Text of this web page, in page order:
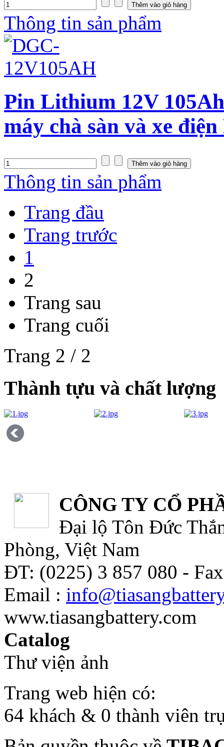
Thông tin sản phẩm
Pin Lithium 12V
máy chà sàn và xe
Thông tin sản phẩm
Trang đầu
Trang trước
1
2
Trang sau
Trang cuối
Trang 2 / 2
Thành tựu và chất lượng
CÔNG TY CỔ
Đại lộ Tôn Đức
Phòng, Việt Nam
ĐT: (0225) 3 857 080 -
Email :
www.tiasangbattery.com
Catalog
Thư viện ảnh
Trang web hiện có:
64 khách & 0 thành viên